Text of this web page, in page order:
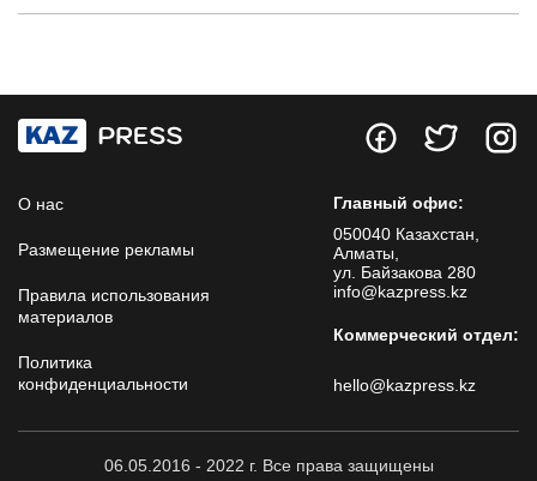
О нас
Размещение рекламы
Правила использования
материалов
Политика
конфиденциальности
Главный офис:
050040 Казахстан,
Алматы,
ул. Байзакова 280
info@kazpress.kz
Коммерческий отдел:
hello@kazpress.kz
06.05.2016 - 2022 г. Все права защищены